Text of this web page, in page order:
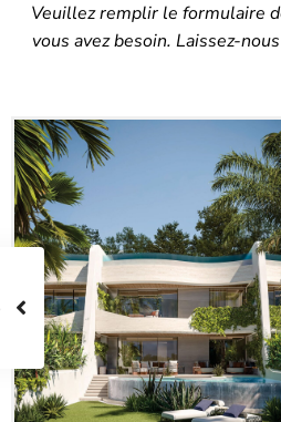
Veuillez remplir le formulaire
vous avez besoin. Laissez-